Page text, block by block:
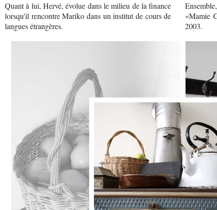
Quant à lui, Hervé, évolue dans le milieu de la finance
lorsqu'il rencontre Mariko dans un institut de cours de
langues étrangères.
«Mamie
2003.